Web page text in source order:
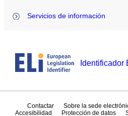
Servicios de información
Identificador
Contactar Sobre la sede
Accesibilidad
Protección de datos